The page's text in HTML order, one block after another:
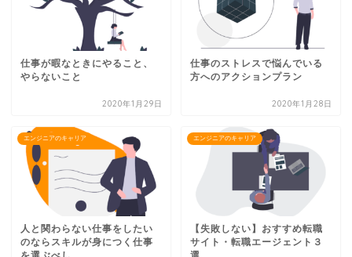
仕事が暇なときにやること、
やらないこと
2020年1月29日
仕事のストレスで悩んでいる
方へのアクションプラン
2020年1月28日
エンジニアのキャリア
人と関わらない仕事をしたい
のならスキルが身につく仕事
エンジニアのキャリア
【失敗しない】おすすめ転職
サイト・転職エージェント３